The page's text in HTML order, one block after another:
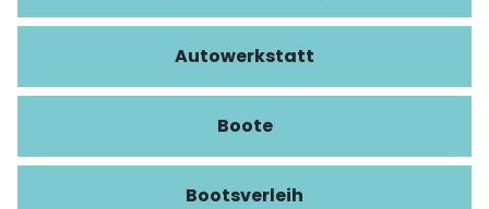
Autowerkstatt
Boote
Bootsverleih